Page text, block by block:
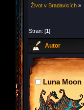
Život v Bradavicích »
Stran: [1]
Autor
Luna Moon